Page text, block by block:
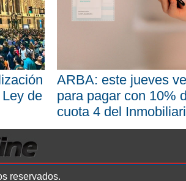
de
ARBA: este jueves
para pagar con 10%
cuota 4 del
reservados.